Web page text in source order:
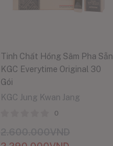
Tinh Chất Hồng Sâm Pha Sẵn
KGC Everytime Original 30
Gói
KGC Jung Kwan Jang
0